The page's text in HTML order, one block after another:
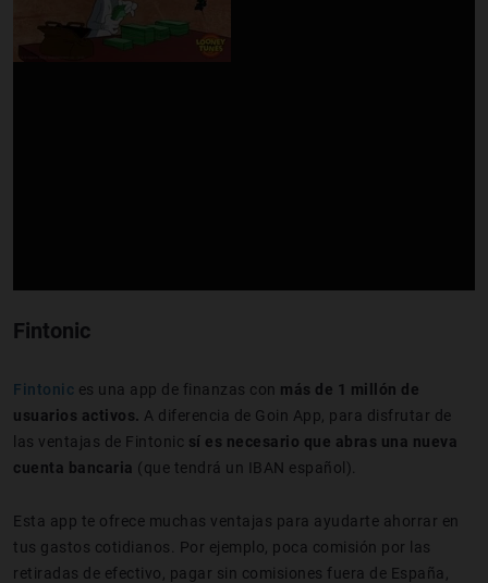
Fintonic
Fintonic es una app de finanzas con más de 1 millón de
usuarios activos. A diferencia de Goin App, para disfrutar de
las ventajas de Fintonic sí es necesario que abras una nueva
cuenta bancaria (que tendrá un IBAN español).
Esta app te ofrece muchas ventajas para ayudarte ahorrar en
tus gastos cotidianos. Por ejemplo, poca comisión por las
retiradas de efectivo, pagar sin comisiones fuera de España,